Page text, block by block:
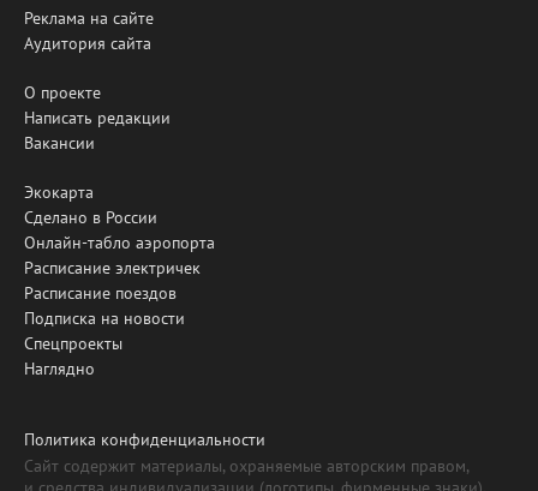
Реклама на сайте
Аудитория сайта
О проекте
Написать редакции
Вакансии
Экокарта
Сделано в России
Онлайн-табло аэропорта
Расписание электричек
Расписание поездов
Подписка на новости
Спецпроекты
Наглядно
Политика конфиденциальности
Сайт содержит материалы, охраняемые авторским правом,